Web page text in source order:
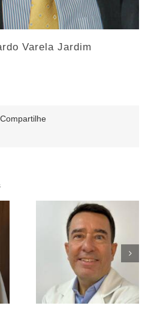
Varela Jardim
Compartilhe